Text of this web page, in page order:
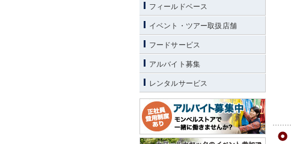
フィールドベース
イベント・ツアー取扱店舗
フードサービス
アルバイト募集
レンタルサービス